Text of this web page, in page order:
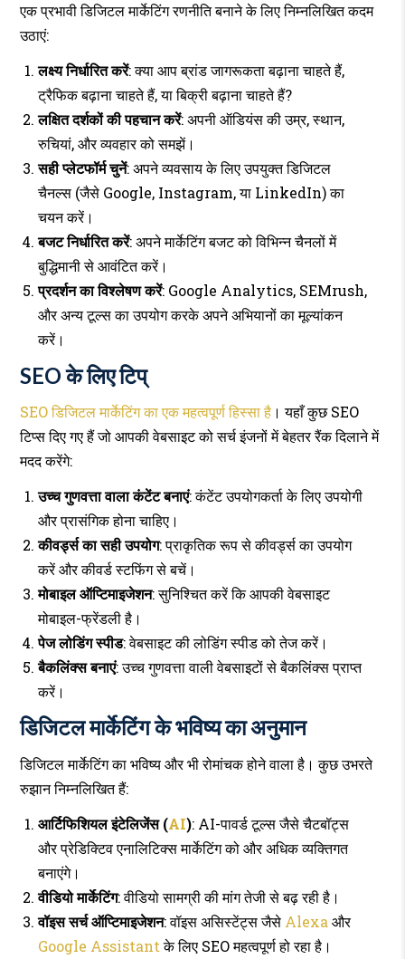
एक प्रभावी डिजिटल मार्केटिंग रणनीति बनाने के लिए निम्नलिखित कदम
उठाएं:
लक्ष्य निर्धारित करें: क्या आप ब्रांड जागरूकता बढ़ाना चाहते हैं,
ट्रैफिक बढ़ाना चाहते हैं, या बिक्री बढ़ाना चाहते हैं?
लक्षित दर्शकों की पहचान करें: अपनी ऑडियंस की उम्र, स्थान,
रुचियां, और व्यवहार को समझें।
सही प्लेटफॉर्म चुनें: अपने व्यवसाय के लिए उपयुक्त डिजिटल
चैनल्स (जैसे Google, Instagram, या LinkedIn) का
चयन करें।
बजट निर्धारित करें: अपने मार्केटिंग बजट को विभिन्न चैनलों में
बुद्धिमानी से आवंटित करें।
प्रदर्शन का विश्लेषण करें: Google Analytics, SEMrush,
और अन्य टूल्स का उपयोग करके अपने अभियानों का मूल्यांकन
करें।
SEO के लिए टिप्
SEO डिजिटल मार्केटिंग का एक महत्वपूर्ण हिस्सा है। यहाँ कुछ SEO
टिप्स दिए गए हैं जो आपकी वेबसाइट को सर्च इंजनों में बेहतर रैंक दिलाने में
मदद करेंगे:
उच्च गुणवत्ता वाला कंटेंट बनाएं: कंटेंट उपयोगकर्ता के लिए उपयोगी
और प्रासंगिक होना चाहिए।
कीवर्ड्स का सही उपयोग: प्राकृतिक रूप से कीवर्ड्स का उपयोग
करें और कीवर्ड स्टफिंग से बचें।
मोबाइल ऑप्टिमाइजेशन: सुनिश्चित करें कि आपकी वेबसाइट
मोबाइल-फ्रेंडली है।
पेज लोडिंग स्पीड: वेबसाइट की लोडिंग स्पीड को तेज करें।
बैकलिंक्स बनाएं: उच्च गुणवत्ता वाली वेबसाइटों से बैकलिंक्स प्राप्त
करें।
डिजिटल मार्केटिंग के भविष्य का अनुमान
डिजिटल मार्केटिंग का भविष्य और भी रोमांचक होने वाला है। कुछ उभरते
रुझान निम्नलिखित हैं:
आर्टिफिशियल इंटेलिजेंस (AI): AI-पावर्ड टूल्स जैसे चैटबॉट्स
और प्रेडिक्टिव एनालिटिक्स मार्केटिंग को और अधिक व्यक्तिगत
बनाएंगे।
वीडियो मार्केटिंग: वीडियो सामग्री की मांग तेजी से बढ़ रही है।
वॉइस सर्च ऑप्टिमाइजेशन: वॉइस असिस्टेंट्स जैसे Alexa और
Google Assistantके लिए SEO महत्वपूर्ण हो रहा है।